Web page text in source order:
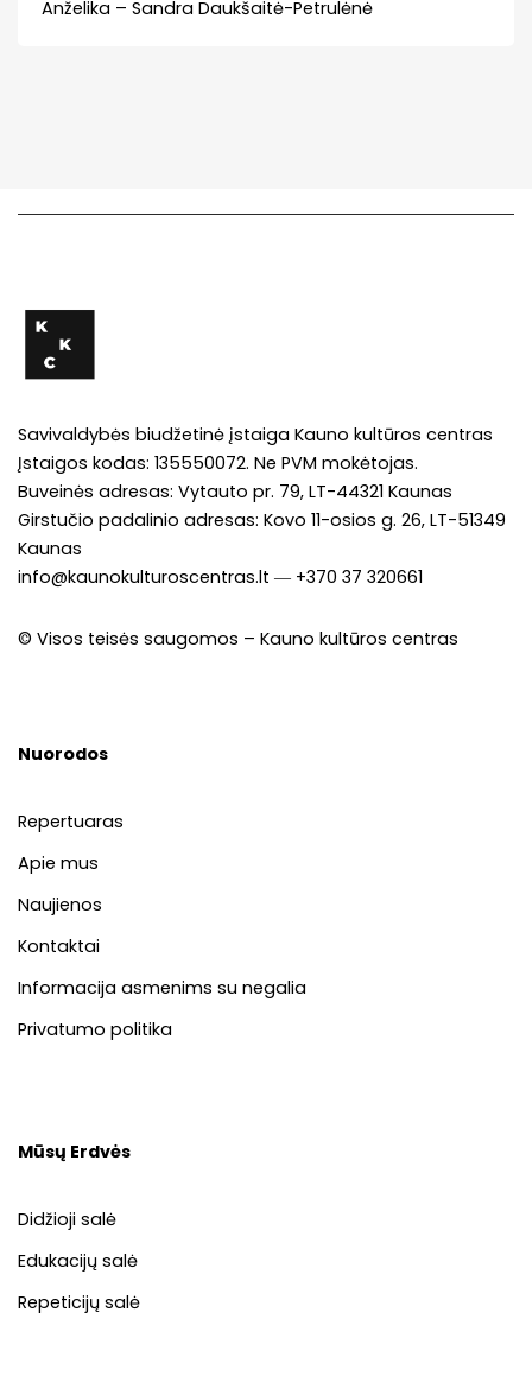
Anželika – Sandra Daukšaitė-Petrulėnė
Savivaldybės biudžetinė įstaiga Kauno kultūros centras
Įstaigos kodas: 135550072. Ne PVM mokėtojas.
Buveinės adresas: Vytauto pr. 79, LT-44321 Kaunas
Girstučio padalinio adresas: Kovo 11-osios g. 26, LT-51349
Kaunas
info@kaunokulturoscentras.lt ― +370 37 320661
© Visos teisės saugomos – Kauno kultūros centras
Nuorodos
Repertuaras
Apie mus
Naujienos
Kontaktai
Informacija asmenims su negalia
Privatumo politika
Mūsų Erdvės
Didžioji salė
Edukacijų salė
Repeticijų salė